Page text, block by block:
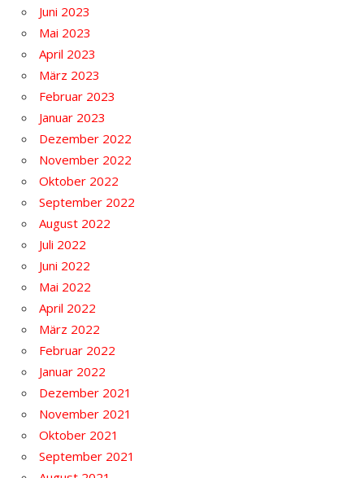
Juni 2023
Mai 2023
April 2023
März 2023
Februar 2023
Januar 2023
Dezember 2022
November 2022
Oktober 2022
September 2022
August 2022
Juli 2022
Juni 2022
Mai 2022
April 2022
März 2022
Februar 2022
Januar 2022
Dezember 2021
November 2021
Oktober 2021
September 2021